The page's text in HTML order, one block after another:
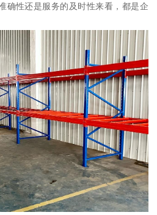
确性还是服务的及时性来看，都是企